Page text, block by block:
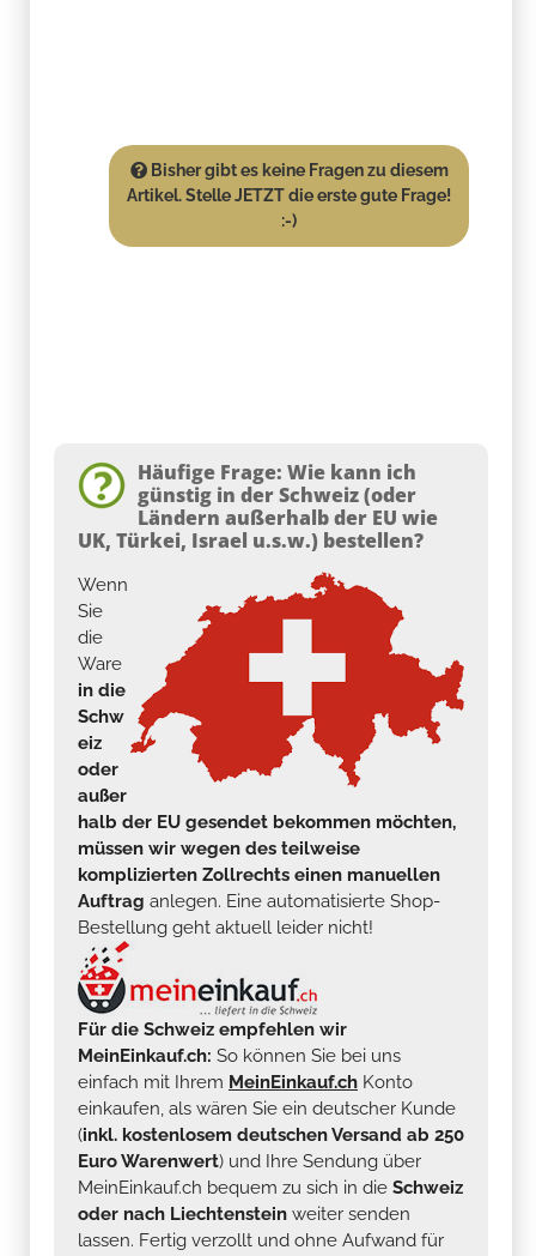
Bisher gibt es keine Fragen zu diesem
Artikel. Stelle JETZT die erste gute Frage!
:-)
Häufige Frage: Wie kann ich
günstig in der Schweiz (oder
Ländern außerhalb der EU wie
UK, Türkei, Israel u.s.w.) bestellen?
Wenn
Sie
die
Ware
in die
Schw
eiz
oder
außer
halb der EU gesendet bekommen möchten,
müssen wir wegen des teilweise
komplizierten Zollrechts einen manuellen
Auftrag anlegen. Eine automatisierte Shop-
Bestellung geht aktuell leider nicht!
Für die Schweiz empfehlen wir
MeinEinkauf.ch: So können Sie bei uns
einfach mit Ihrem MeinEinkauf.ch Konto
einkaufen, als wären Sie ein deutscher Kunde
(inkl. kostenlosem deutschen Versand ab 250
Euro Warenwert) und Ihre Sendung über
MeinEinkauf.ch bequem zu sich in die Schweiz
oder nach Liechtenstein weiter senden
lassen. Fertig verzollt und ohne Aufwand für